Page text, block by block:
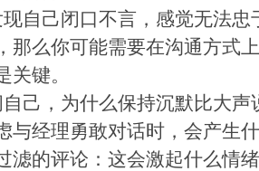
自己闭口不言，感觉无法
那么你可能需要在沟通方式
键。
己，为什么保持沉默比大
与经理勇敢对话时，会产生
滤的评论：这会激起什么情